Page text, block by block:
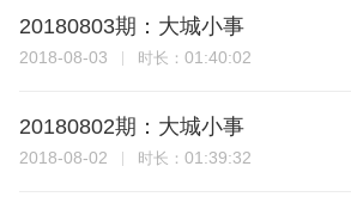
20180803期：大城小事
2018-08-03 时长： 01:40:02
20180802期：大城小事
2018-08-02 时长： 01:39:32